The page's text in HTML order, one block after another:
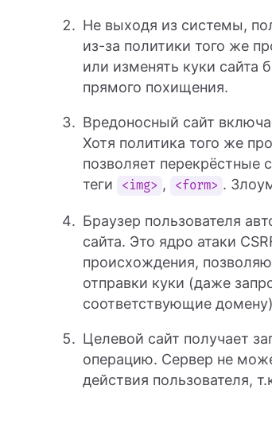
Не выходя из системы,
из-за политики того же
или изменять куки сайта
прямого похищения.
Вредоносный сайт
Хотя политика того же
позволяет перекрёстные
теги
<img> , <form> .
Браузер пользователя
сайта. Это ядро атаки
происхождения,
отправки куки (даже
соответствующие
Целевой сайт получает
операцию. Сервер не
действия пользователя,